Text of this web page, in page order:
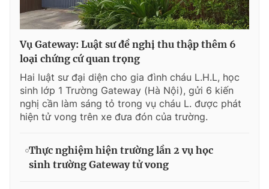
Vụ Gateway: Luật sư đề nghị thu thập thêm 6
loại chứng cứ quan trọng
Hai luật sư đại diện cho gia đình cháu L.H.L, học
sinh lớp 1 Trường Gateway (Hà Nội), gửi 6 kiến
nghị cần làm sáng tỏ trong vụ cháu L. được phát
hiện tử vong trên xe đưa đón của trường.
Thực nghiệm hiện trường lần 2 vụ học
sinh trường Gateway tử vong